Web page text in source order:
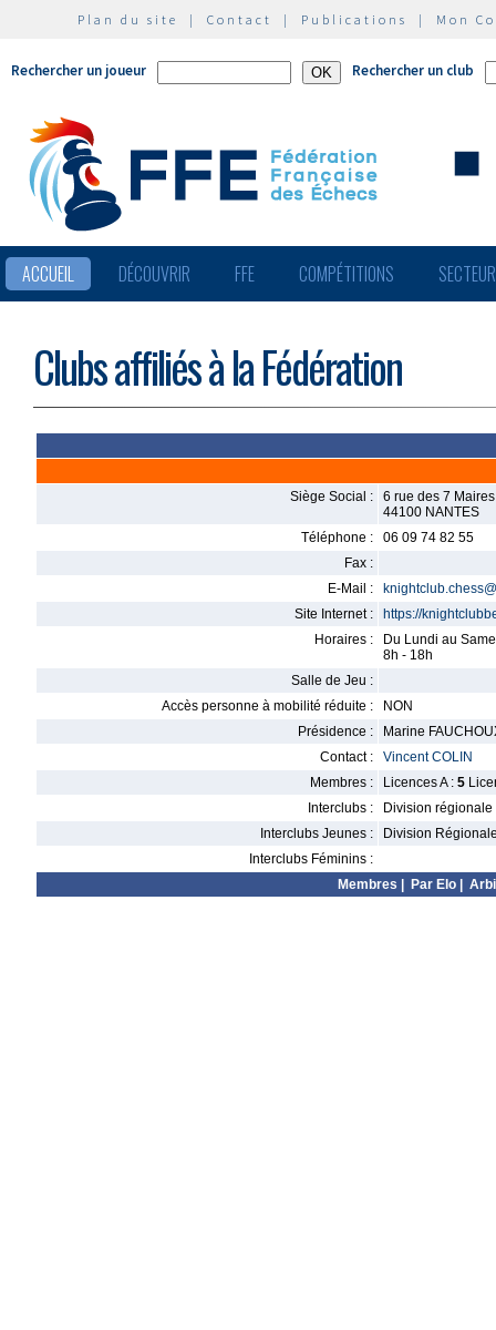
Plan du site | Contact | Publications | Mon
Rechercher un joueur Rechercher un club
ACCUEIL DÉCOUVRIR FFE COMPÉTITIONS
Clubs affiliés à la Fédération
Siège Social :
6 rue des 7
44100 NANTES
Téléphone :
06 09 74 82 55
Fax :
E-Mail :
Site Internet :
https://
Horaires :
Du Lundi au
8h - 18h
Salle de Jeu :
Accès personne à mobilité réduite :
NON
Présidence :
Marine
Contact :
Vincent COLIN
Membres :
Licences A : 5
Interclubs :
Division régionale
Interclubs Jeunes :
Division
Interclubs Féminins :
Membres
Par Elo